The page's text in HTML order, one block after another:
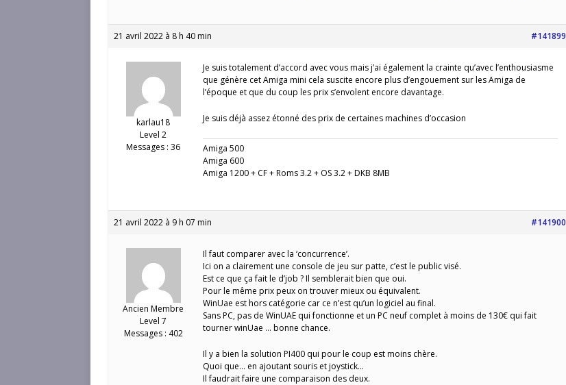
21 avril 2022 à 8 h 40 min #141899
karlau18
Level 2
Messages : 36
Je suis totalement d’accord avec vous mais j’ai également la crainte qu’avec l’enthousiasme
que génère cet Amiga mini cela suscite encore plus d’engouement sur les Amiga de
l’époque et que du coup les prix s’envolent encore davantage.
Je suis déjà assez étonné des prix de certaines machines d’occasion
Amiga 500
Amiga 600
Amiga 1200 + CF + Roms 3.2 + OS 3.2 + DKB 8MB
21 avril 2022 à 9 h 07 min #141900
Ancien Membre
Level 7
Messages : 402
Il faut comparer avec la ‘concurrence’.
Ici on a clairement une console de jeu sur patte, c’est le public visé.
Est ce que ça fait le d’job ? Il semblerait bien que oui.
Pour le même prix peux on trouver mieux ou équivalent.
WinUae est hors catégorie car ce n’est qu’un logiciel au final.
Sans PC, pas de WinUAE qui fonctionne et un PC neuf complet à moins de 130€ qui fait
tourner winUae … bonne chance.
Il y a bien la solution PI400 qui pour le coup est moins chère.
Quoi que… en ajoutant souris et joystick…
Il faudrait faire une comparaison des deux.